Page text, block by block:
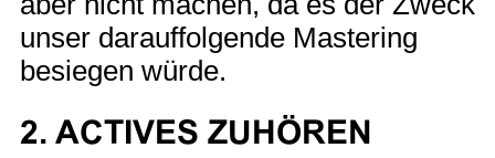
unser darauffolgende Mastering
besiegen würde.
2. ACTIVES ZUHÖREN